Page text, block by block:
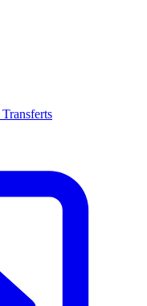
Transferts